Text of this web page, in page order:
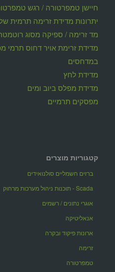
חיישן טמפרטורה / רגש
יתרונות מדידת זרימה תרמית של
מד זרימה / ספיקה מסוג
מדידת זרימת אויר דחוס תרמי
במדחסים
מדידת לחץ
מדידת מפלס ביוב ומים
מפסקים תרמיים
קטגוריות מוצרים
ברזים חשמליים סולנואידים
Scada - תוכנות ניהול מערכות מרחוק
אוגרי נתונים / רשמים
אנאליטיקה
ארונות פיקוד ובקרה
זרימה
טמפרטורה